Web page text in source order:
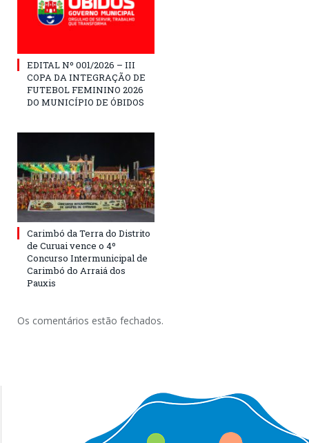
EDITAL Nº 001/2026 – III
COPA DA INTEGRAÇÃO DE
FUTEBOL FEMININO 2026
DO MUNICÍPIO DE ÓBIDOS
Carimbó da Terra do Distrito
de Curuai vence o 4º
Concurso Intermunicipal de
Carimbó do Arraiá dos
Pauxis
Os comentários estão fechados.